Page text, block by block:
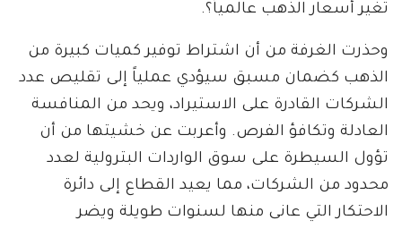
تغير أسعار الذهب عالمياً؟.
وحذرت الغرفة من أن اشتراط توفير كميات كبيرة من
الذهب كضمان مسبق سيؤدي عملياً إلى تقليص عدد
الشركات القادرة على الاستيراد، ويحد من المنافسة
العادلة وتكافؤ الفرص. وأعربت عن خشيتها من أن
تؤول السيطرة على سوق الواردات البترولية لعدد
محدود من الشركات، مما يعيد القطاع إلى دائرة
الاحتكار التي عانى منها لسنوات طويلة ويضر